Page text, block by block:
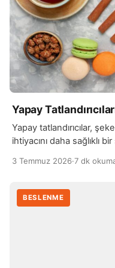
Yapay
Yapay tatlandırıcılar,
ihtiyacını daha sağlıklı
3 Temmuz 2026·7 dk
BESLENME